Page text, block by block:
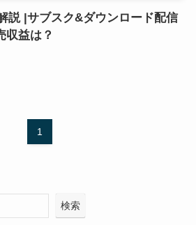
説 |サブスク&ダウンロード配信
収益は？
1
検索